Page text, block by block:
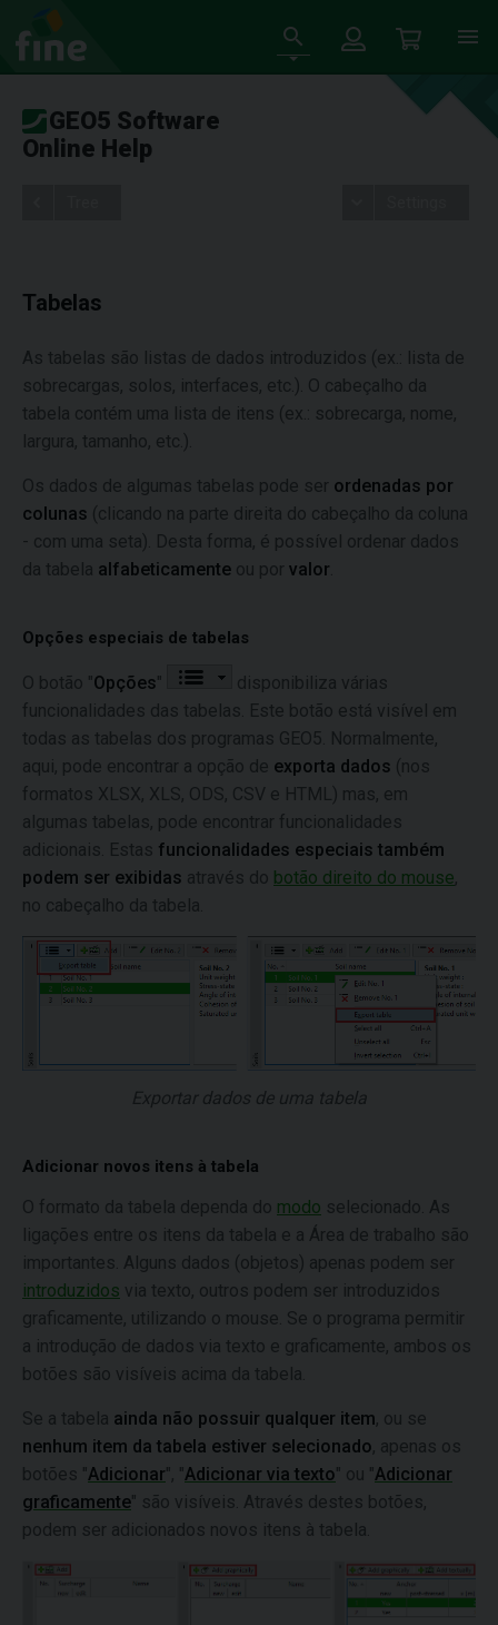
GEO5 Software
Online Help
Tabelas
As tabelas são listas de dados introduzidos (ex.: lista de
sobrecargas, solos, interfaces, etc.). O cabeçalho da
tabela contém uma lista de itens (ex.: sobrecarga, nome,
largura, tamanho, etc.).
Os dados de algumas tabelas pode ser ordenadas por
colunas (clicando na parte direita do cabeçalho da coluna
- com uma seta). Desta forma, é possível ordenar dados
da tabela alfabeticamente ou por valor
Opções especiais de tabelas
O botão "Opções"
disponibiliza várias
funcionalidades das tabelas. Este botão está visível em
todas as tabelas dos programas GEO5. Normalmente,
aqui, pode encontrar a opção de exporta dados (nos
formatos XLSX, XLS, ODS, CSV e HTML) mas, em
algumas tabelas, pode encontrar funcionalidades
adicionais. Estas funcionalidades especiais também
podem ser exibidas através do botão direito do mouse,
no cabeçalho da tabela.
Exportar dados de uma tabela
Adicionar novos itens à tabela
O formato da tabela dependa do modo selecionado. As
ligações entre os itens da tabela e a Área de trabalho são
importantes. Alguns dados (objetos) apenas podem ser
introduzidos via texto, outros podem ser introduzidos
graficamente, utilizando o mouse. Se o programa permitir
a introdução de dados via texto e graficamente, ambos os
botões são visíveis acima da tabela.
Se a tabela ainda não possuir qualquer item, ou se
nenhum item da tabela estiver selecionado, apenas os
botões "Adicionar", "Adicionar via texto" ou "Adicionar
graficamente" são visíveis. Através destes botões,
podem ser adicionados novos itens à tabela.